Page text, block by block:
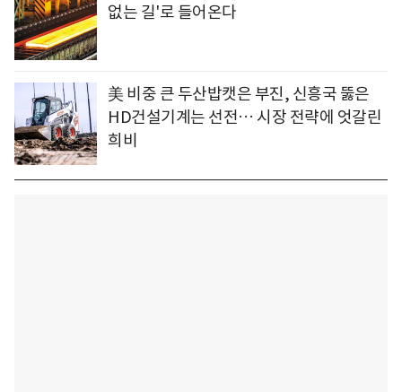
없는 길'로 들어온다
美 비중 큰 두산밥캣은 부진, 신흥국 뚫은
HD건설기계는 선전… 시장 전략에 엇갈린
희비